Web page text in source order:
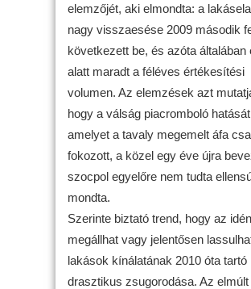
elemzőjét, aki elmondta: a
nagy visszaesése 2009 második
következett be, és azóta általában
alatt maradt a féléves értékesítési
volumen. Az elemzések azt
hogy a válság piacromboló
amelyet a tavaly megemelt áfa
fokozott, a közel egy éve újra
szocpol egyelőre nem tudta
mondta.
Szerinte biztató trend, hogy az idén
megállhat vagy jelentősen
lakások kínálatának 2010 óta tartó
drasztikus zsugorodása. Az elmúlt